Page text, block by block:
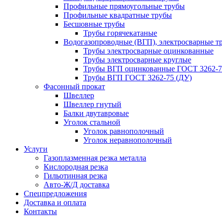
Профильные прямоугольные трубы
Профильные квадратные трубы
Бесшовные трубы
Трубы горячекатаные
Водогазопроводные (ВГП), электросварные
Трубы электросварные оцинкованные
Трубы электросварные круглые
Трубы ВГП оцинкованные ГОСТ 3262-
Трубы ВГП ГОСТ 3262-75 (ДУ)
Фасонный прокат
Швеллер
Швеллер гнутый
Балки двутавровые
Уголок стальной
Уголок равнополочный
Уголок неравнополочный
Услуги
Газоплазменная резка металла
Кислородная резка
Гильотинная резка
Авто-Ж/Д доставка
Спецпредложения
Доставка и оплата
Контакты